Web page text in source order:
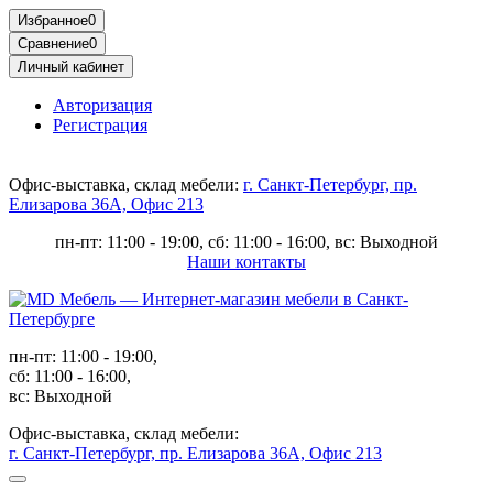
Избранное0
Сравнение0
Личный кабинет
Авторизация
Регистрация
Офис-выставка, склад мебели: г. Санкт-Петербург, пр.
Елизарова 36А, Офис 213
пн-пт: 11:00 - 19:00, сб: 11:00 - 16:00, вс: Выходной
Наши контакты
пн-пт: 11:00 - 19:00,
сб: 11:00 - 16:00,
вс: Выходной
Офис-выставка, склад мебели:
г. Санкт-Петербург, пр. Елизарова 36А, Офис 213